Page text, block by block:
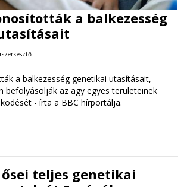
a balkezesség
a balkezesség genetikai utasításait,
befolyásolják az agy egyes területeinek
- írta a BBC hírportálja.
teljes genetikai